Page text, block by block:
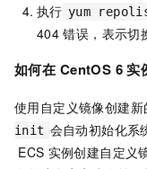
执行 yum
404 错误，表示切
如何在 CentOS 6 实
使用自定义镜像创建新
init 会自动初始化系
ECS 实例创建自定义